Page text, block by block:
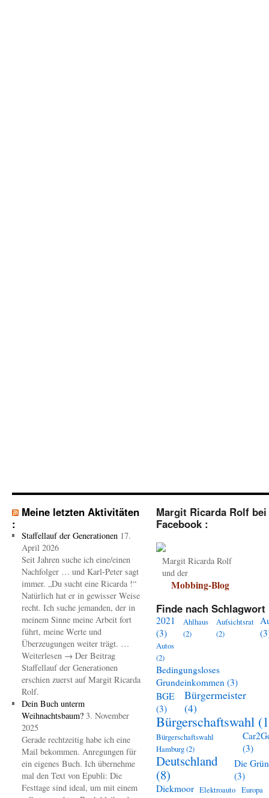
Meine letzten Aktivitäten
:
Staffellauf der Generationen 17.
April 2026
Seit Jahren suche ich eine/einen
Nachfolger … und Karl-Peter sagt
immer. „Du sucht eine Ricarda !“
Natürlich hat er in gewisser Weise
recht. Ich suche jemanden, der in
meinem Sinne meine Arbeit fort
führt, meine Werte und
Überzeugungen weiter trägt. …
Weiterlesen → Der Beitrag
Staffellauf der Generationen
erschien zuerst auf Margit Ricarda
Rolf.
Dein Buch unterm
Weihnachtsbaum? 3. November
2025
Gerade rechtzeitig habe ich eine
Mail bekommen. Anregungen für
ein eigenes Buch. Ich übernehme
mal den Text von Epubli: Die
Festtage sind ideal, um mit einem
Margit Ricarda Rolf bei
Facebook :
Margit Ricarda Rolf
und der
Mobbing-Blog
Finde nach Schlagwort
2021
(3)
Ahlhaus
(2)
Aufsichtsrat
(2)
Autos
(2)
Bedingungsloses
Grundeinkommen (3)
BGE
(3)
Bürgermeister
(4)
Bürgerschaftswahl
Bürgerschaftswahl
Hamburg(2)
(3)
Deutschland
(8)
Die
(3)
Diekmoor Elektroauto Europa